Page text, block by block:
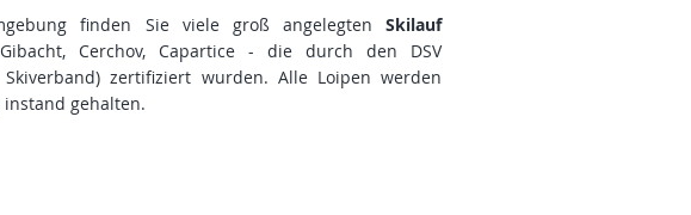
finden Sie viele groß angelegten Skilauf
Cerchov, Capartice - die durch den DSV
Skiverband) zertifiziert wurden. Alle Loipen werden
gehalten.